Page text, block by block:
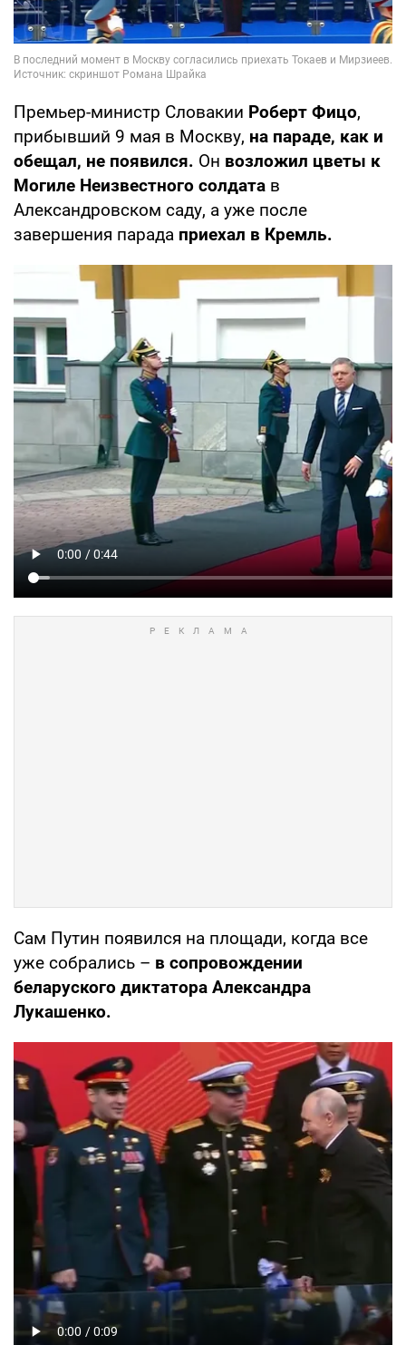
Премьер-министр Словакии Роберт Фицо,
прибывший 9 мая в Москву, на параде, как и
обещал, не появился. Он возложил цветы к
Могиле Неизвестного солдата в
Александровском саду, а уже после
завершения парада приехал в Кремль.
Сам Путин появился на площади, когда все
уже собрались – в сопровождении
беларуского диктатора Александра
Лукашенко.